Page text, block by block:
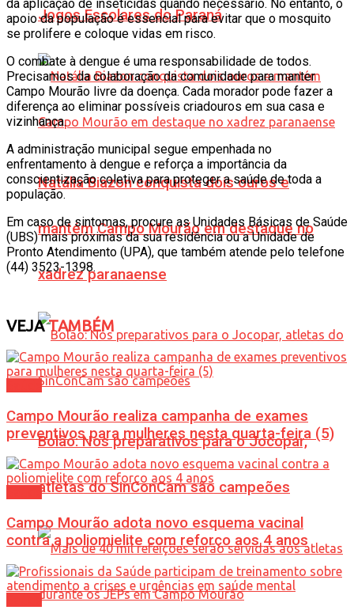
Jogos Escolares do Paraná
Natália Biazon conquista dois ouros e
mantém Campo Mourão em destaque no
xadrez paranaense
Bolão: Nos preparativos para o Jocopar,
atletas do SinConCam são campeões
da aplicação de inseticidas quando necessário. No entanto, o
apoio da população é essencial para evitar que o mosquito
se prolifere e coloque vidas em risco.
O combate à dengue é uma responsabilidade de todos.
Precisamos da colaboração da comunidade para manter
Campo Mourão livre da doença. Cada morador pode fazer a
diferença ao eliminar possíveis criadouros em sua casa e
vizinhança.
A administração municipal segue empenhada no
enfrentamento à dengue e reforça a importância da
conscientização coletiva para proteger a saúde de toda a
população.
Em caso de sintomas, procure as Unidades Básicas de Saúde
(UBS) mais próximas da sua residência ou a Unidade de
Pronto Atendimento (UPA), que também atende pelo telefone
(44) 3523-1398.
VEJATAMBÉM
Campo Mourão realiza campanha de exames
preventivos para mulheres nesta quarta-feira (5)
Campo Mourão adota novo esquema vacinal
contra a poliomielite com reforço aos 4 anos